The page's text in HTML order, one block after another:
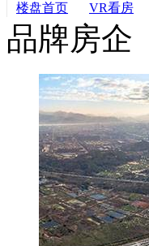
楼盘首页 VR看房
品牌房企